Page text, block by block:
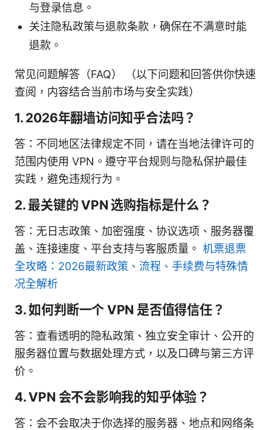
与登录信息。
关注隐私政策与退款条款，确保在不满意时能
退款。
常见问题解答（FAQ） （以下问题和回答供你快速
查阅，内容结合当前市场与安全实践）
1. 2026年翻墙访问知乎合法吗？
答：不同地区法律规定不同，请在当地法律许可的
范围内使用 VPN。遵守平台规则与隐私保护最佳
实践，避免违规行为。
2. 最关键的 VPN 选购指标是什么？
答：无日志政策、加密强度、协议选项、服务器覆
盖、连接速度、平台支持与客服质量。 机票退票
全攻略：2026最新政策、流程、手续费与特殊情
况全解析
3. 如何判断一个 VPN 是否值得信任？
答：查看透明的隐私政策、独立安全审计、公开的
服务器位置与数据处理方式，以及口碑与第三方评
价。
4. VPN 会不会影响我的知乎体验？
答：会不会取决于你选择的服务器、地点和网络条